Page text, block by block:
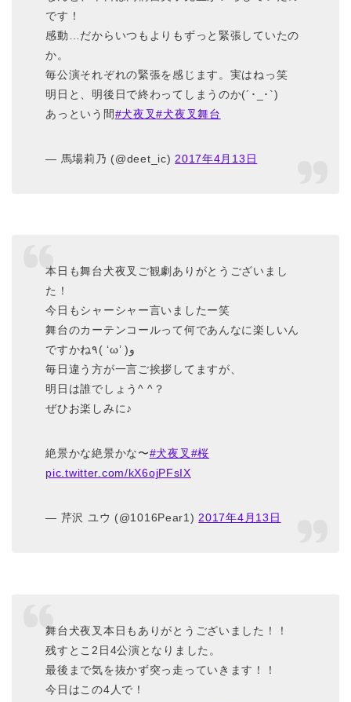
です！
感動…だからいつもよりもずっと緊張していたの
か。
毎公演それぞれの緊張を感じます。実はねっ笑
明日と、明後日で終わってしまうのか(´･_･`)
あっという間#犬夜叉#犬夜叉舞台
— 馬場莉乃 (@deet_ic) 2017年4月13日
本日も舞台犬夜叉ご観劇ありがとうございまし
た！
今日もシャーシャー言いましたー笑
舞台のカーテンコールって何であんなに楽しいん
ですかね٩( ‘ω’ )و
毎日違う方が一言ご挨拶してますが、
明日は誰でしょう^ ^？
ぜひお楽しみに♪
絶景かな絶景かな〜#犬夜叉 #桜
pic.twitter.com/kX6ojPFsIX
— 芹沢 ユウ (@1016Pear1)2017年4月13日
舞台犬夜叉本日もありがとうございました！！
残すとこ2日4公演となりました。
最後まで気を抜かず突っ走っていきます！！
今日はこの4人で！